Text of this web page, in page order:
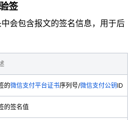
签
会包含报文的签名信息，用于后
的微信支付平台证书序列号/微信支付公钥 ID
的签名值